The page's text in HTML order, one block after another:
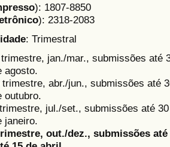
): 1807-8850
): 2318-2083
: Trimestral
jan./mar., submissões até
agosto.
trimestre, abr./jun., submissões até
outubro.
jul./set., submissões até
janeiro.
out./dez., submissões